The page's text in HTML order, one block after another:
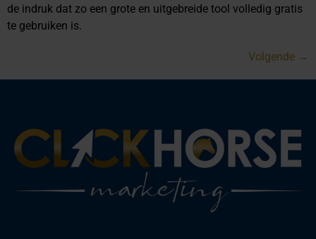
de indruk dat zo een grote en uitgebreide tool volledig gratis
te gebruiken is.
Volgende →